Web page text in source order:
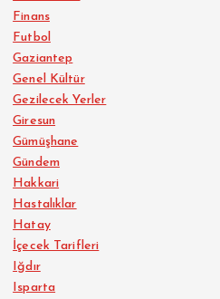
Finans
Futbol
Gaziantep
Genel Kültür
Gezilecek Yerler
Giresun
Gümüşhane
Gündem
Hakkari
Hastalıklar
Hatay
İçecek Tarifleri
Iğdır
Isparta